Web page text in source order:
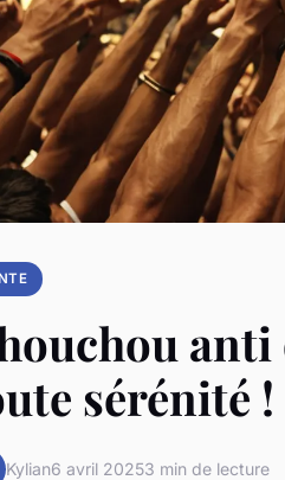
anti
sérénité !
Kylian6 avril 20253 min de lecture